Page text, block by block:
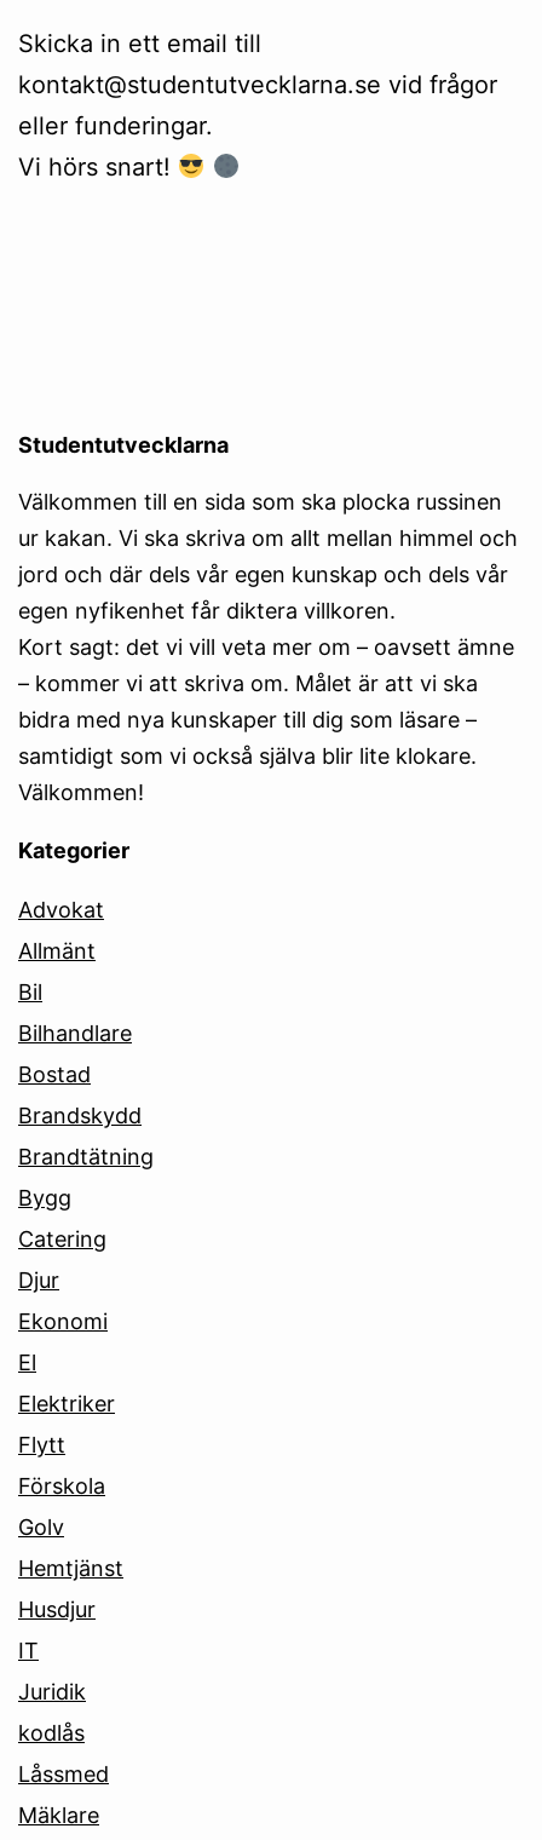
Skicka in ett email till
kontakt@studentutvecklarna.se vid frågor
eller funderingar.
Vi hörs snart!
Studentutvecklarna
Välkommen till en sida som ska plocka russinen
ur kakan. Vi ska skriva om allt mellan himmel och
jord och där dels vår egen kunskap och dels vår
egen nyfikenhet får diktera villkoren.
Kort sagt: det vi vill veta mer om – oavsett ämne
– kommer vi att skriva om. Målet är att vi ska
bidra med nya kunskaper till dig som läsare –
samtidigt som vi också själva blir lite klokare.
Välkommen!
Kategorier
Advokat
Allmänt
Bil
Bilhandlare
Bostad
Brandskydd
Brandtätning
Bygg
Catering
Djur
Ekonomi
El
Elektriker
Flytt
Förskola
Golv
Hemtjänst
Husdjur
IT
Juridik
kodlås
Låssmed
Mäklare